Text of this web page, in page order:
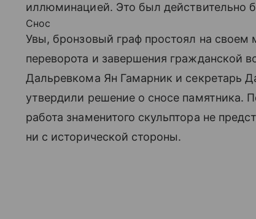
иллюминацией. Это был действительно
Снос
Увы, бронзовый граф простоял на своем
переворота и завершения гражданской
Дальревкома Ян Гамарник и секретарь
утвердили решение о сносе памятника.
работа знаменитого скульптора не
ни с исторической стороны.